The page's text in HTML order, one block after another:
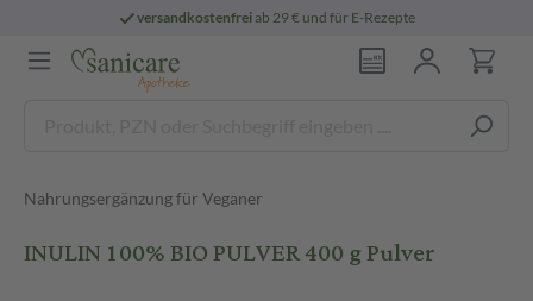
versandkostenfreiab 29 € und für E-Rezepte
Nahrungsergänzung für Veganer
INULIN 100% BIO PULVER 400 g Pulver